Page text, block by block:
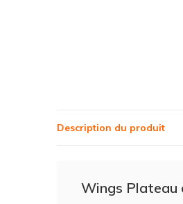
Description du produit
Wings Plateau